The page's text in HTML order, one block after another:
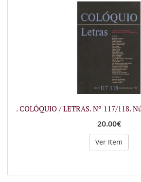
. COLÓQUIO / LETRAS. Nº 117/118.
20.00€
Ver Item